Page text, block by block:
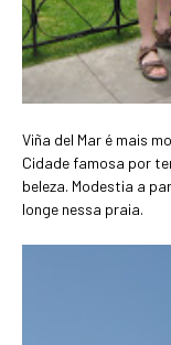
Viña del Mar é mais
Cidade famosa por
beleza. Modestia a
longe nessa praia.